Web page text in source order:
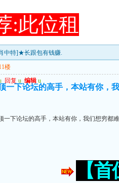
:此位租
中特]★长跟包有钱赚.
楼
回复 u 编辑 u
一下论坛的高手，本站有你，
一下论坛的高手，本站有你，我们想穷都
【